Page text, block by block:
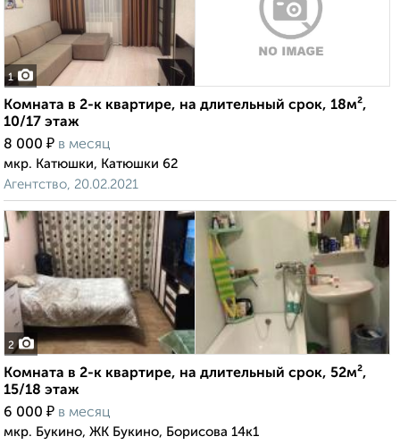
1
Комната в 2-к квартире, на длительный срок, 18м²,
10/17 этаж
8 000 ₽ в месяц
мкр. Катюшки, Катюшки 62
Агентство, 20.02.2021
2
Комната в 2-к квартире, на длительный срок, 52м²,
15/18 этаж
6 000 ₽ в месяц
мкр. Букино, ЖК Букино, Борисова 14к1